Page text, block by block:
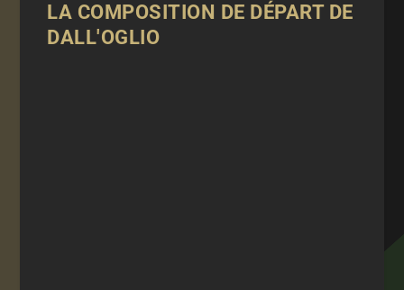
LA COMPOSITION DE DÉPART DE
DALL'OGLIO